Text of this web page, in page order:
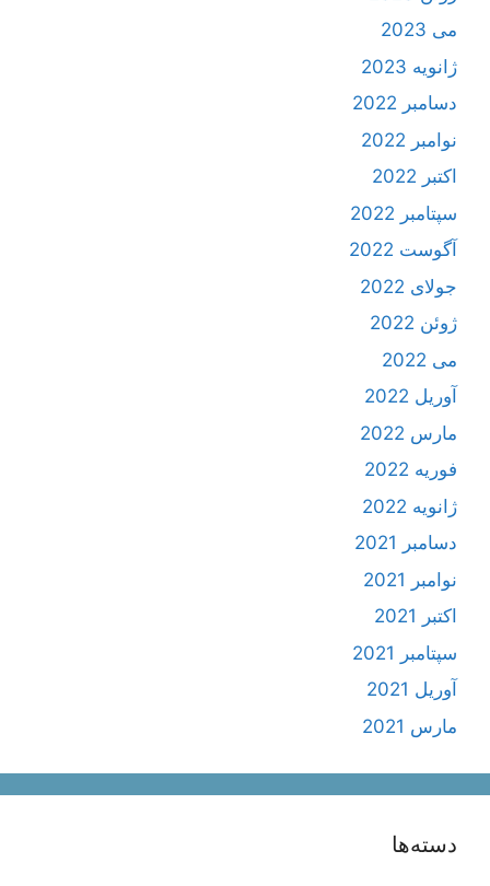
می 2023
ژانویه 2023
دسامبر 2022
نوامبر 2022
اکتبر 2022
سپتامبر 2022
آگوست 2022
جولای 2022
ژوئن 2022
می 2022
آوریل 2022
مارس 2022
فوریه 2022
ژانویه 2022
دسامبر 2021
نوامبر 2021
اکتبر 2021
سپتامبر 2021
آوریل 2021
مارس 2021
دسته‌ها